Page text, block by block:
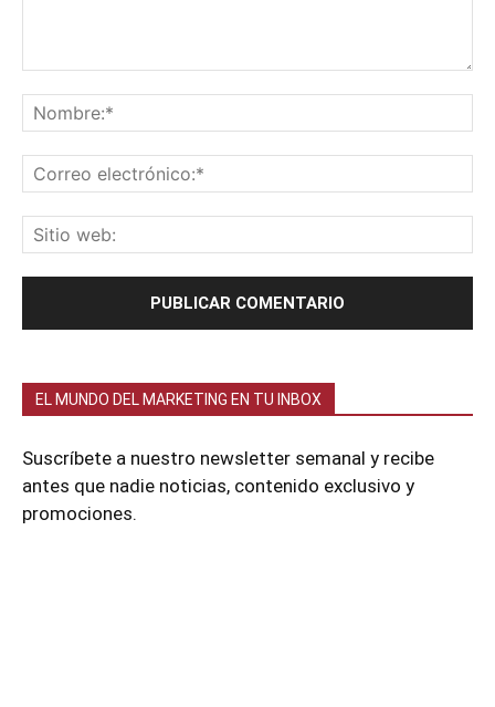
EL MUNDO DEL MARKETING EN TU INBOX
Suscríbete a nuestro newsletter semanal y recibe
antes que nadie noticias, contenido exclusivo y
promociones.